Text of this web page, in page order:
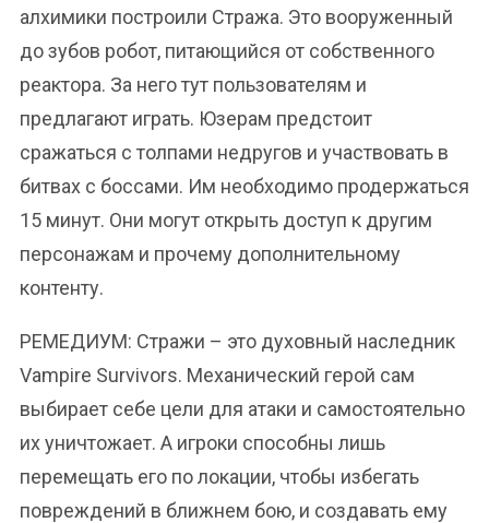
алхимики построили Стража. Это вооруженный
до зубов робот, питающийся от собственного
реактора. За него тут пользователям и
предлагают играть. Юзерам предстоит
сражаться с толпами недругов и участвовать в
битвах с боссами. Им необходимо продержаться
15 минут. Они могут открыть доступ к другим
персонажам и прочему дополнительному
контенту.
РЕМЕДИУМ: Стражи – это духовный наследник
Vampire Survivors. Механический герой сам
выбирает себе цели для атаки и самостоятельно
их уничтожает. А игроки способны лишь
перемещать его по локации, чтобы избегать
повреждений в ближнем бою, и создавать ему